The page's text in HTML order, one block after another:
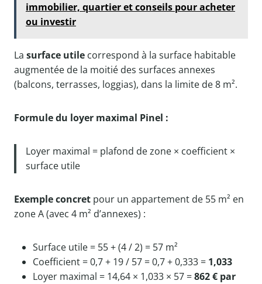
immobilier, quartier et conseils pour acheter
ou investir
La surface utile correspond à la surface habitable
augmentée de la moitié des surfaces annexes
(balcons, terrasses, loggias), dans la limite de 8 m².
Formule du loyer maximal Pinel :
Loyer maximal = plafond de zone × coefficient ×
surface utile
Exemple concret pour un appartement de 55 m² en
zone A (avec 4 m² d’annexes) :
Surface utile = 55 + (4 / 2) = 57 m²
Coefficient = 0,7 + 19 / 57 = 0,7 + 0,333 = 1,033
Loyer maximal = 14,64 × 1,033 × 57 =862 € par